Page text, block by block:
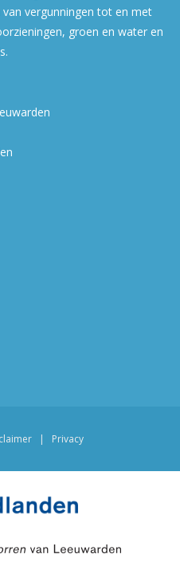
vergunningen tot en met
groen en water en
| Privacy